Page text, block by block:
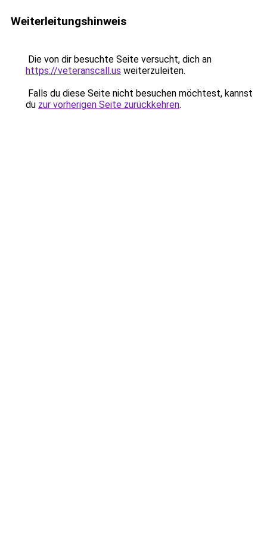
Weiterleitungshinweis
Die von dir besuchte Seite versucht, dich an
https://veteranscall.us weiterzuleiten.
Falls du diese Seite nicht besuchen möchtest, kannst
du zur vorherigen Seite zurückkehren.